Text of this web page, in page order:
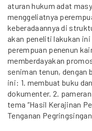
aturan hukum adat
menggeliatnya
keberadaannya di
akan peneliti lakukan
perempuan penenun
memberdayakan
seniman tenun, dengan
ini: 1. membuat buku
dokumenter. 2.
tema “Hasil Kerajinan
Tenganan Pegringsingan.